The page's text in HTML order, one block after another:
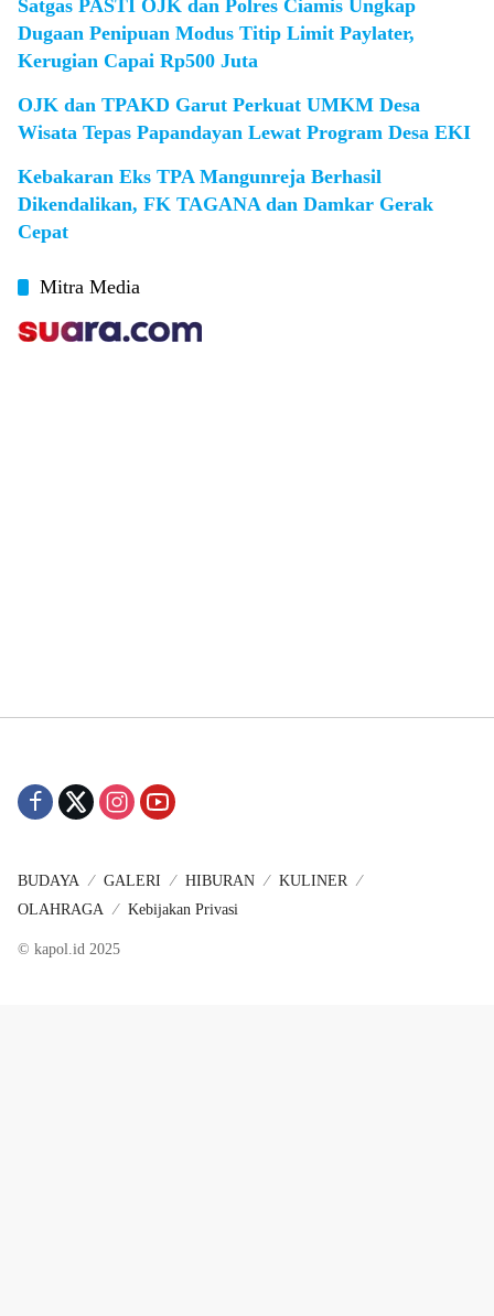
Satgas PASTI OJK dan Polres Ciamis Ungkap
Dugaan Penipuan Modus Titip Limit Paylater,
Kerugian Capai Rp500 Juta
OJK dan TPAKD Garut Perkuat UMKM Desa
Wisata Tepas Papandayan Lewat Program Desa EKI
Kebakaran Eks TPA Mangunreja Berhasil
Dikendalikan, FK TAGANA dan Damkar Gerak
Cepat
Mitra Media
BUDAYA GALERI HIBURAN
KULINER
OLAHRAGA
Kebijakan Privasi
© kapol.id 2025